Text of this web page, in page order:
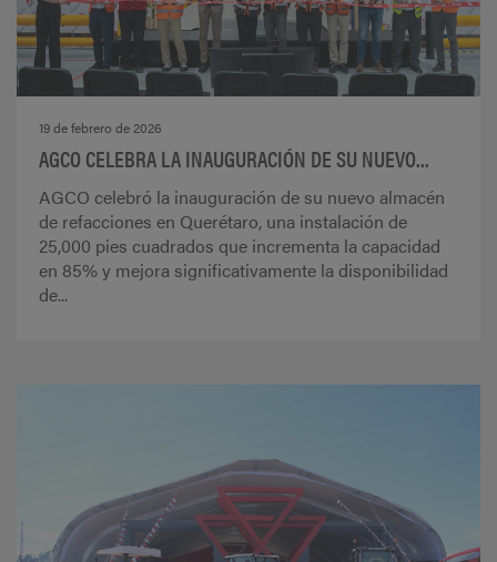
19 de febrero de 2026
AGCO CELEBRA LA INAUGURACIÓN DE SU NUEVO...
AGCO celebró la inauguración de su nuevo almacén
de refacciones en Querétaro, una instalación de
25,000 pies cuadrados que incrementa la capacidad
en 85% y mejora significativamente la disponibilidad
de...